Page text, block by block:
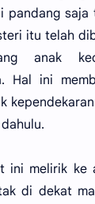
pandang
itu telah
anak
Hal ini
ini melirik ke
di dekat